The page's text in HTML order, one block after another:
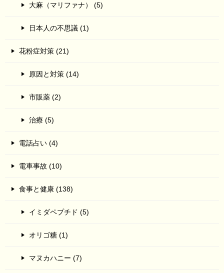
大麻（マリファナ） (5)
日本人の不思議 (1)
花粉症対策 (21)
原因と対策 (14)
市販薬 (2)
治療 (5)
電話占い (4)
電車事故 (10)
食事と健康 (138)
イミダペプチド (5)
オリゴ糖 (1)
マヌカハニー (7)